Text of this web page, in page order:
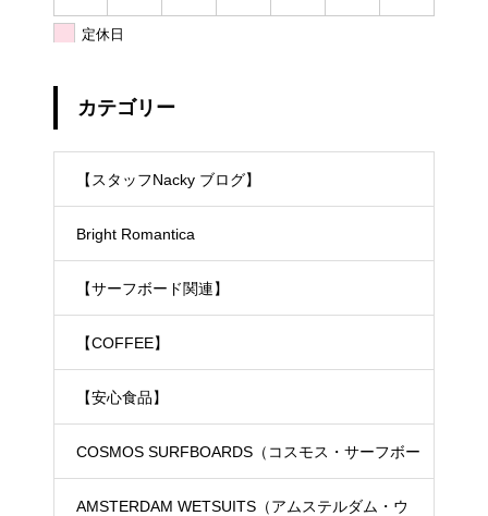
定休日
カテゴリー
【スタッフNacky ブログ】
Bright Romantica
【サーフボード関連】
【COFFEE】
【安心食品】
COSMOS SURFBOARDS（コスモス・サーフボー
ド）
AMSTERDAM WETSUITS（アムステルダム・ウ